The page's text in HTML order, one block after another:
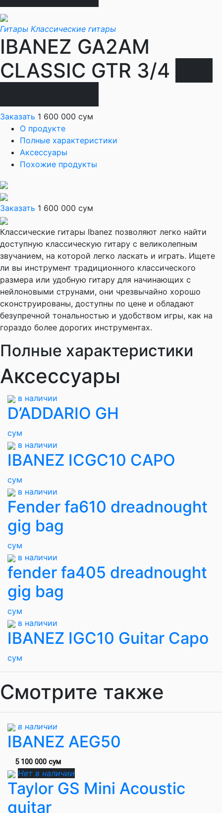
Гитары Классические гитары
IBANEZ GA2AM
CLASSIC GTR 3/4
Заказать 1 600 000 сум
О продукте
Полные характеристики
Аксессуары
Похожие продукты
Заказать 1 600 000 сум
Классические гитары Ibanez позволяют легко найти
доступную классическую гитару с великолепным
звучанием, на которой легко ласкать и играть. Ищете
ли вы инструмент традиционного классического
размера или удобную гитару для начинающих с
нейлоновыми струнами, они чрезвычайно хорошо
сконструированы, доступны по цене и обладают
безупречной тональностью и удобством игры, как на
гораздо более дорогих инструментах.
Полные характеристики
Аксессуары
в наличии
D’ADDARIO GH
сум
в наличии
IBANEZ ICGC10 CAPO
сум
в наличии
Fender fa610 dreadnought
gig bag
сум
в наличии
fender fa405 dreadnought
gig bag
сум
в наличии
IBANEZ IGC10 Guitar Capo
сум
Смотрите также
в наличии
IBANEZ AEG50
5 100 000 сум
Нет в наличии
Taylor GS Mini Acoustic
guitar